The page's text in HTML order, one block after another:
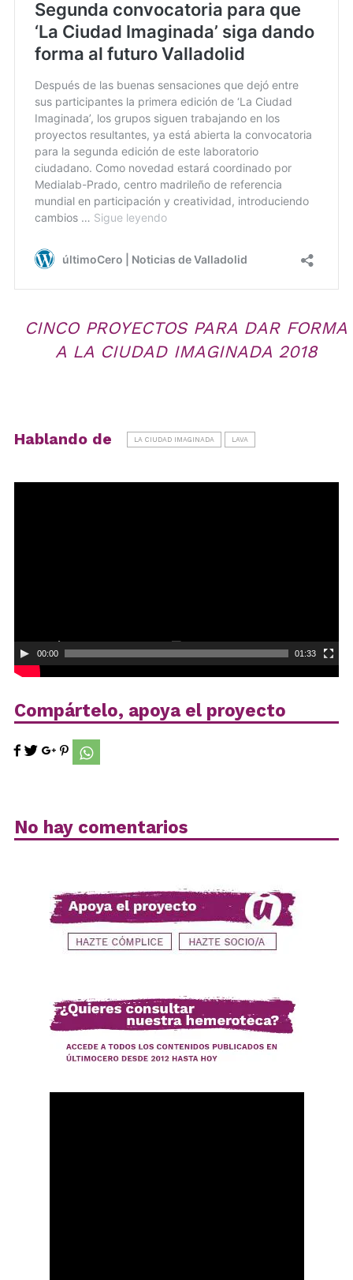
CINCO PROYECTOS PARA DAR FORMA
A LA CIUDAD IMAGINADA 2018
Hablando de LA CIUDAD IMAGINADA LAVA
00:00 01:33
Compártelo, apoya el proyecto
No hay comentarios